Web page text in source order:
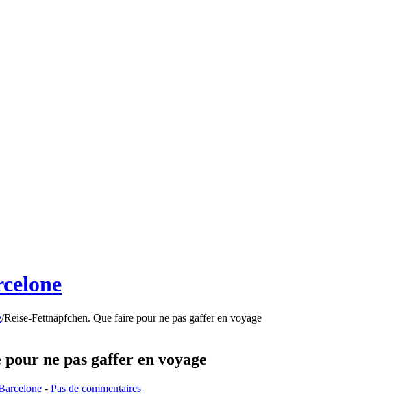
/Reise-Fettnäpfchen. Que faire pour ne pas gaffer en voyage
ne pas gaffer en voyage
- Pas de commentaires